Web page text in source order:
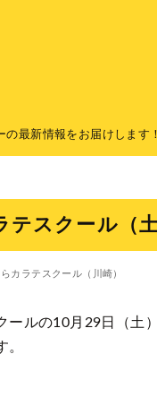
の最新情報をお届けします！
テスクール（
カラテスクール（川崎）
ールの10月29日（土
。